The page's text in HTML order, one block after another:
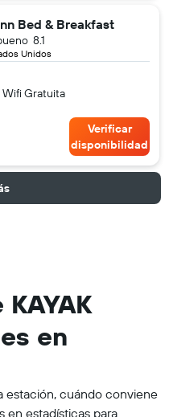
Bed & Breakfast
Unidos
8.1
Gratuita
Verificar
disponibilidad
en
estación, cuándo conviene
en estadísticas para